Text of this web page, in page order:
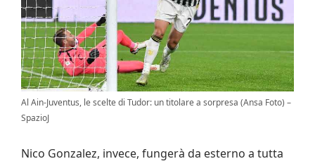
Al Ain-Juventus, le scelte di Tudor: un titolare a sorpresa (Ansa Foto) –
SpazioJ
Nico Gonzalez, invece, fungerà da esterno a tutta